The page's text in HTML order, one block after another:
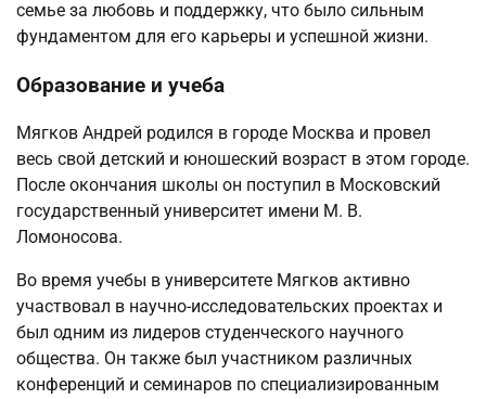
семье за любовь и поддержку, что было сильным
фундаментом для его карьеры и успешной жизни.
Образование и учеба
Мягков Андрей родился в городе Москва и провел
весь свой детский и юношеский возраст в этом городе.
После окончания школы он поступил в Московский
государственный университет имени М. В.
Ломоносова.
Во время учебы в университете Мягков активно
участвовал в научно-исследовательских проектах и
был одним из лидеров студенческого научного
общества. Он также был участником различных
конференций и семинаров по специализированным